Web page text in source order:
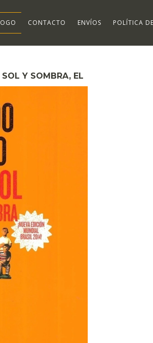
CONTACTO ENVÍOS POLÍTICA
Y SOMBRA, EL